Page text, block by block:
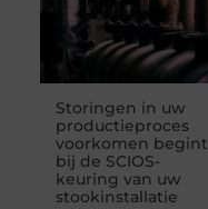
Storingen in uw
productieproces
voorkomen begint
bij de SCIOS-
keuring van uw
stookinstallatie